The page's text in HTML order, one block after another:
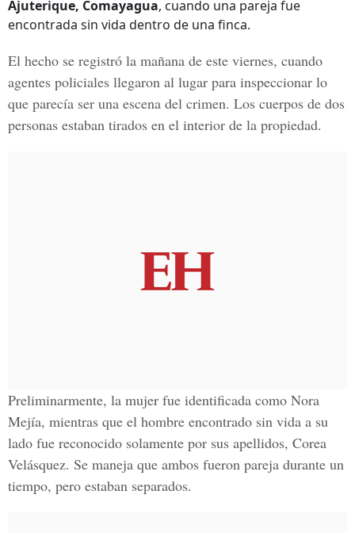
Ajuterique, Comayagua, cuando una pareja fue
encontrada sin vida dentro de una finca.
El hecho se registró la mañana de este viernes, cuando
agentes policiales llegaron al lugar para inspeccionar lo
que parecía ser una escena del crimen. Los cuerpos de dos
personas estaban tirados en el interior de la propiedad.
Preliminarmente, la mujer fue identificada como Nora
Mejía, mientras que el hombre encontrado sin vida a su
lado fue reconocido solamente por sus apellidos, Corea
Velásquez. Se maneja que ambos fueron pareja durante un
tiempo, pero estaban separados.